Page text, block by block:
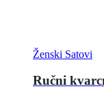
Ženski Satovi
Ručni